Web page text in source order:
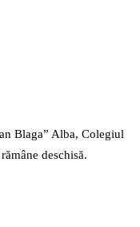
Blaga” Alba, Colegiul
deschisă.